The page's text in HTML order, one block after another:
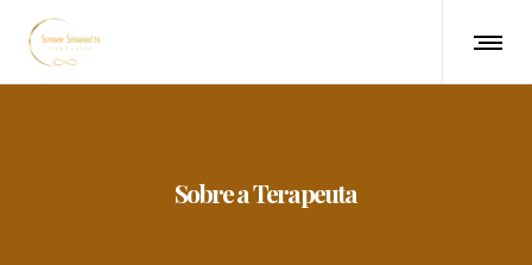
Sobre a Terapeuta